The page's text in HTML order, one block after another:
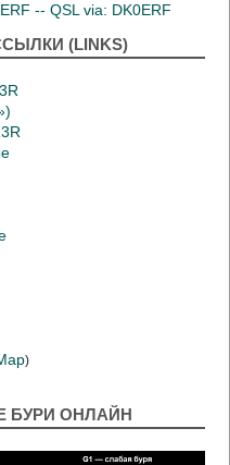
-- QSL via: DK0ERF
(LINKS)
)
БУРИ ОНЛАЙН